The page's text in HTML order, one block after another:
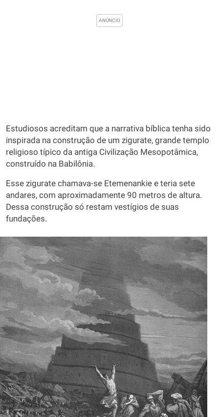
Estudiosos acreditam que a narrativa bíblica tenha sido
inspirada na construção de um zigurate, grande templo
religioso típico da antiga Civilização Mesopotâmica,
construído na Babilônia.
Esse zigurate chamava-se Etemenankie e teria sete
andares, com aproximadamente 90 metros de altura.
Dessa construção só restam vestígios de suas
fundações.